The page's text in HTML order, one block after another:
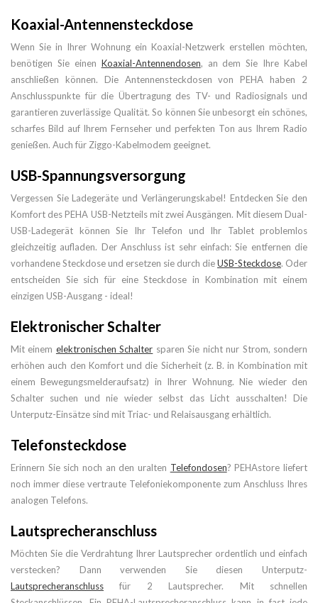
Koaxial-Antennensteckdose
Wenn Sie in Ihrer Wohnung ein Koaxial-Netzwerk erstellen möchten,
benötigen Sie einen Koaxial-Antennendosen, an dem Sie Ihre Kabel
anschließen können. Die Antennensteckdosen von PEHA haben 2
Anschlusspunkte für die Übertragung des TV- und Radiosignals und
garantieren zuverlässige Qualität. So können Sie unbesorgt ein schönes,
scharfes Bild auf Ihrem Fernseher und perfekten Ton aus Ihrem Radio
genießen. Auch für Ziggo-Kabelmodem geeignet.
USB-Spannungsversorgung
Vergessen Sie Ladegeräte und Verlängerungskabel! Entdecken Sie den
Komfort des PEHA USB-Netzteils mit zwei Ausgängen. Mit diesem Dual-
USB-Ladegerät können Sie Ihr Telefon und Ihr Tablet problemlos
gleichzeitig aufladen. Der Anschluss ist sehr einfach: Sie entfernen die
vorhandene Steckdose und ersetzen sie durch dieUSB-Steckdose. Oder
entscheiden Sie sich für eine Steckdose in Kombination mit einem
einzigen USB-Ausgang - ideal!
Elektronischer Schalter
Mit einem elektronischen Schalter sparen Sie nicht nur Strom, sondern
erhöhen auch den Komfort und die Sicherheit (z. B. in Kombination mit
einem Bewegungsmelderaufsatz) in Ihrer Wohnung. Nie wieder den
Schalter suchen und nie wieder selbst das Licht ausschalten! Die
Unterputz-Einsätze sind mit Triac- und Relaisausgang erhältlich.
Telefonsteckdose
Erinnern Sie sich noch an den uralten Telefondosen? PEHAstore liefert
noch immer diese vertraute Telefoniekomponente zum Anschluss Ihres
analogen Telefons.
Lautsprecheranschluss
Möchten Sie die Verdrahtung Ihrer Lautsprecher ordentlich und einfach
verstecken? Dann verwenden Sie diesen Unterputz-
Lautsprecheranschluss für 2 Lautsprecher. Mit schnellen